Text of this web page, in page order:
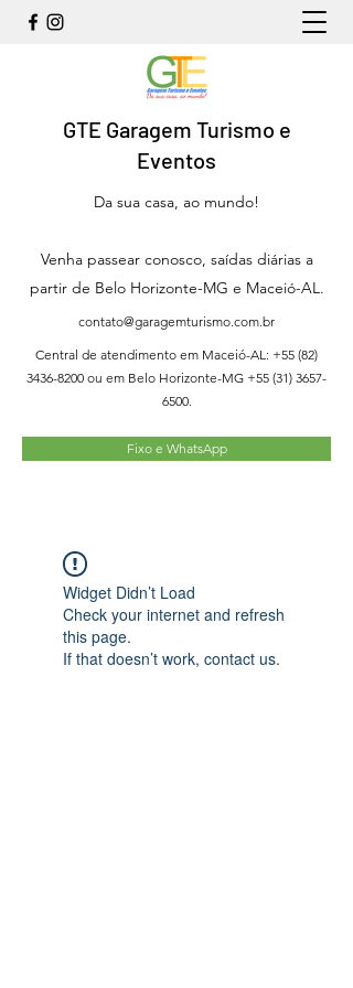
GTE Garagem Turismo e
Eventos
Da sua casa, ao mundo!
Venha passear conosco, saídas diárias a
partir de Belo Horizonte-MG e Maceió-AL.
contato@garagemturismo.com.br
Central de atendimento em Maceió-AL: +55 (82)
3436-8200 ou em Belo Horizonte-MG +55 (31) 3657-
6500.
Fixo e WhatsApp
Widget Didn’t Load
Check your internet and refresh
this page.
If that doesn’t work, contact us.